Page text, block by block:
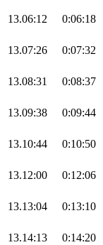
13.06:12 0:06:18
13.07:26 0:07:32
13.08:31 0:08:37
13.09:38 0:09:44
13.10:44 0:10:50
13.12:00 0:12:06
13.13:04 0:13:10
13.14:13 0:14:20